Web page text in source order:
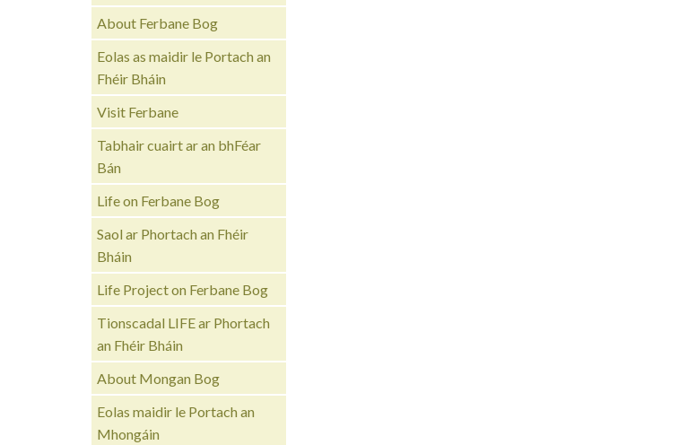
About Ferbane Bog
Eolas as maidir le Portach an
Fhéir Bháin
Visit Ferbane
Tabhair cuairt ar an bhFéar
Bán
Life on Ferbane Bog
Saol ar Phortach an Fhéir
Bháin
Life Project on Ferbane Bog
Tionscadal LIFE ar Phortach
an Fhéir Bháin
About Mongan Bog
Eolas maidir le Portach an
Mhongáin